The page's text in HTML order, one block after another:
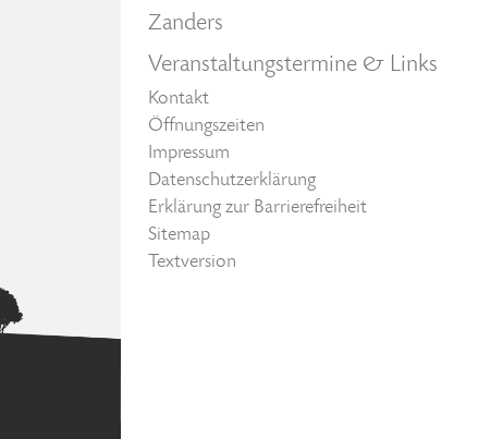
Zanders
Veranstaltungstermine & Links
Kontakt
Öffnungszeiten
Impressum
Datenschutzerklärung
Erklärung zur Barrierefreiheit
Sitemap
Textversion